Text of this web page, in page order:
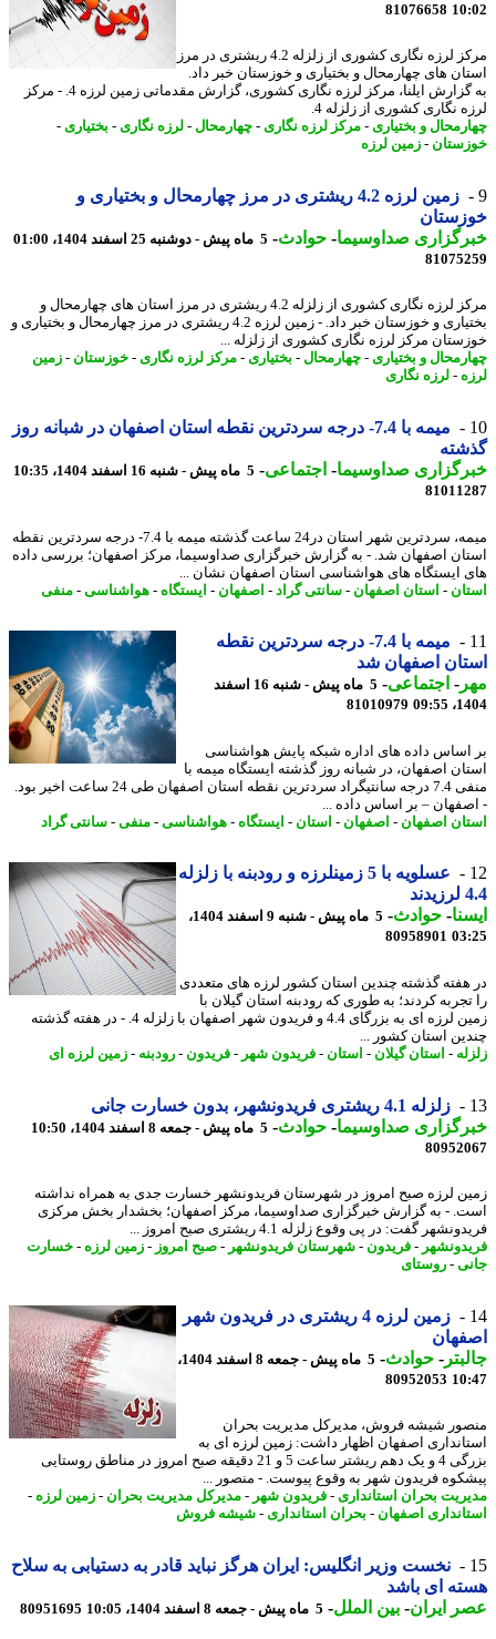
81076658
مرکز لرزه نگاری کشوری از زلزله 4.2 ریشتری در مرز
های چهارمحال و بختیاری و خوزستان خبر داد.
به گزارش ایلنا، مرکز لرزه نگاری کشوری، گزارش مقدماتی زمین لرزه 4. - مرکز
نگاری کشوری از زلزله 4.
و بختیاری- مرکز لرزه نگاری- چهارمحال-لرزه نگاری- بختیاری-
-زمین لرزه
زمین لرزه 4.2 ریشتری در مرز چهارمحال و بختیاری و
صداوسیما-حوادث -5 ماه پیش - دوشنبه 25 اسفند 1404، 01:00
مرکز لرزه نگاری کشوری از زلزله 4.2 ریشتری در مرز استان های چهارمحال و
بختیاری و خوزستان خبر داد. - زمین لرزه 4.2 ریشتری در مرز چهارمحال و بختیاری و
مرکز لرزه نگاری کشوری از زلزله ...
و بختیاری- چهارمحال-بختیاری- مرکز لرزه نگاری- خوزستان-زمین
- لرزه نگاری
میمه با 7.4- درجه سردترین نقطه استان اصفهان در شبانه روز
صداوسیما-اجتماعی-5 ماه پیش - شنبه 16 اسفند 1404، 10:35
میمه، سردترین شهر استان در24 ساعت گذشته میمه با 7.4- درجه سردترین نقطه
اصفهان شد. - به گزارش خبرگزاری صداوسیما، مرکز اصفهان؛ بررسی داده
ایستگاه های هواشناسی استان اصفهان نشان ...
-استان اصفهان-سانتی گراد- اصفهان-ایستگاه-هواشناسی-منفی
میمه با 7.4- درجه سردترین نقطه
اصفهان شد
-اجتماعی-
5 ماه پیش - شنبه 16 اسفند
81010979
داده های اداره شبکه پایش هواشناسی
اصفهان، در شبانه روز گذشته ایستگاه میمه با
منفی 7.4 درجه سانتیگراد سردترین نقطه استان اصفهان طی 24 ساعت اخیر بود.
– بر اساس داده ...
اصفهان-اصفهان-استان-ایستگاه-هواشناسی-منفی-سانتی گراد
عسلویه با 5 زمینلرزه و رودبنه با زلزله
-حوادث -
5 ماه پیش - شنبه 9 اسفند 1404،
80958901
گذشته چندین استان کشور لرزه های متعددی
کردند؛ به طوری که رودبنه استان گیلان با
زمین لرزه ای به بزرگای 4.4 و فریدون شهر اصفهان با زلزله 4. - در هفته گذشته
استان کشور ...
- استان گیلان-استان-فریدون شهر -فریدون-رودبنه-زمین لرزه ای
زلزله 4.1 ریشتری فریدونشهر، بدون خسارت جانی
صداوسیما-حوادث -5 ماه پیش - جمعه 8 اسفند 1404، 10:50
لرزه صبح امروز در شهرستان فریدونشهر خسارت جدی به همراه نداشته
- به گزارش خبرگزاری صداوسیما، مرکز اصفهان؛ بخشدار بخش مرکزی
گفت: در پی وقوع زلزله 4.1 ریشتری صبح امروز ...
-فریدون-شهرستان فریدونشهر-صبح امروز- زمین لرزه - خسارت
-روستای
زمین لرزه 4 ریشتری در فریدون شهر
-حوادث -
5 ماه پیش - جمعه 8 اسفند 1404،
80952053
شیشه فروش، مدیرکل مدیریت بحران
اصفهان اظهار داشت: زمین لرزه ای به
بزرگی 4 و یک دهم ریشتر ساعت 5 و 21 دقیقه صبح امروز در مناطق روستایی
فریدون شهر به وقوع پیوست. - منصور ...
بحران استانداری- فریدون شهر -مدیرکل مدیریت بحران- زمین لرزه -
اصفهان-بحران استانداری- شیشه فروش
نخست وزیر انگلیس: ایران هرگز نباید قادر به دستیابی به سلاح
ای باشد
ایران- بین الملل-5 ماه پیش - جمعه 8 اسفند 1404، 10:05 80951695